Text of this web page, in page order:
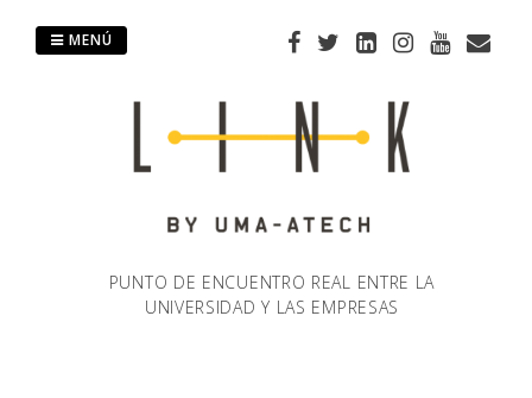
PUNTO DE ENCUENTRO REAL ENTRE LA
UNIVERSIDAD Y LAS EMPRESAS
MENÚ